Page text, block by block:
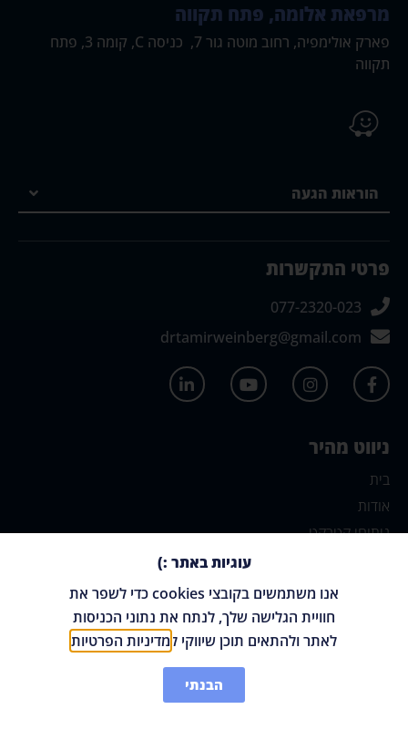
מרפאת אלומה, פתח תקווה
פארק אולימפיה, רחוב מוטה גור 7, כניסה C, קומה 3, פתח
תקווה
הוראות הגעה
פרטי התקשרות
077-2320-023
drtamirweinberg@gmail.com
ניווט מהיר
בית
אודות
ניתוחי קטרקט
טיפולי רשתית
טיפולי לייזר במחלות רשתית
הזרקות לחלל הזגוגית
עוגיות באתר :)
אנו משתמשים בקובצי cookies כדי לשפר את
חוויית הגלישה שלך, לנתח את נתוני הכניסות
לאתר ולהתאים תוכן שיווקי למדיניות הפרטיות
הבנתי